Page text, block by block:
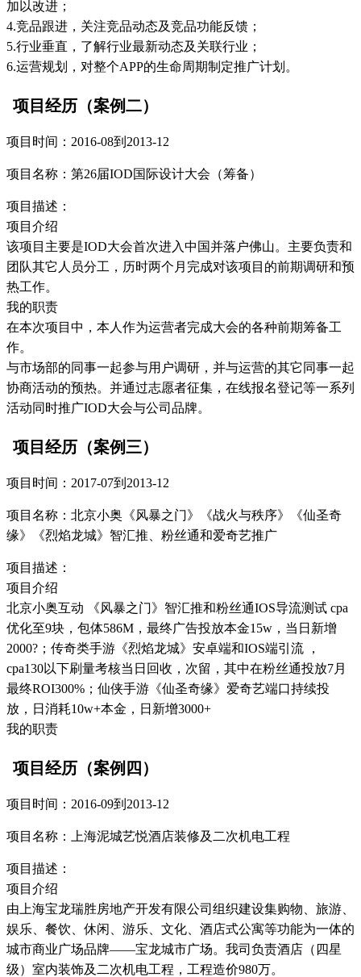
加以改进；
4.竞品跟进，关注竞品动态及竞品功能反馈；
5.行业垂直，了解行业最新动态及关联行业；
6.运营规划，对整个APP的生命周期制定推广计划。
项目经历（案例二）
项目时间：2016-08到2013-12
项目名称：第26届IOD国际设计大会（筹备）
项目描述：
项目介绍
该项目主要是IOD大会首次进入中国并落户佛山。主要负责和
团队其它人员分工，历时两个月完成对该项目的前期调研和预
热工作。
我的职责
在本次项目中，本人作为运营者完成大会的各种前期筹备工
作。
与市场部的同事一起参与用户调研，并与运营的其它同事一起
协商活动的预热。并通过志愿者征集，在线报名登记等一系列
活动同时推广IOD大会与公司品牌。
项目经历（案例三）
项目时间：2017-07到2013-12
项目名称：北京小奥《风暴之门》《战火与秩序》《仙圣奇
缘》《烈焰龙城》智汇推、粉丝通和爱奇艺推广
项目描述：
项目介绍
北京小奥互动 《风暴之门》智汇推和粉丝通IOS导流测试 cpa
优化至9块，包体586M，最终广告投放本金15w，当日新增
2000?；传奇类手游《烈焰龙城》安卓端和IOS端引流 ，
cpa130以下刷量考核当日回收，次留，其中在粉丝通投放7月
最终ROI300%；仙侠手游《仙圣奇缘》爱奇艺端口持续投
放，日消耗10w+本金，日新增3000+
我的职责
项目经历（案例四）
项目时间：2016-09到2013-12
项目名称：上海泥城艺悦酒店装修及二次机电工程
项目描述：
项目介绍
由上海宝龙瑞胜房地产开发有限公司组织建设集购物、旅游、
娱乐、餐饮、休闲、游乐、文化、酒店式公寓等功能为一体的
城市商业广场品牌——宝龙城市广场。我司负责酒店（四星
级）室内装饰及二次机电工程，工程造价980万。